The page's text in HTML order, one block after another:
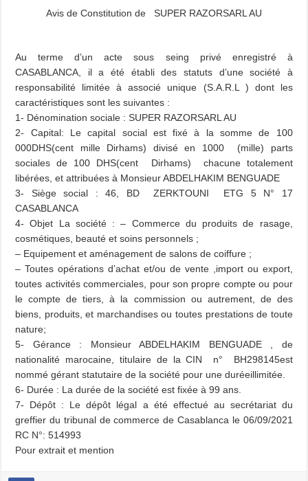
Avis de Constitution de SUPER RAZORSARL AU
Au terme d’un acte sous seing privé enregistré à
CASABLANCA, il a été établi des statuts d’une société à
responsabilité limitée à associé unique (S.A.R.L ) dont les
caractéristiques sont les suivantes :
1- Dénomination sociale : SUPER RAZORSARL AU
2- Capital: Le capital social est fixé à la somme de 100
000DHS(cent mille Dirhams) divisé en 1000 (mille) parts
sociales de 100 DHS(cent Dirhams) chacune totalement
libérées, et attribuées à Monsieur ABDELHAKIM BENGUADE
3- Siège social : 46, BD ZERKTOUNI ETG 5 N° 17
CASABLANCA
4- Objet La société : – Commerce du produits de rasage,
cosmétiques, beauté et soins personnels ;
– Equipement et aménagement de salons de coiffure ;
– Toutes opérations d’achat et/ou de vente ,import ou export,
toutes activités commerciales, pour son propre compte ou pour
le compte de tiers, à la commission ou autrement, de des
biens, produits, et marchandises ou toutes prestations de toute
nature;
5- Gérance : Monsieur ABDELHAKIM BENGUADE , de
nationalité marocaine, titulaire de la CIN n° BH298145est
nommé gérant statutaire de la société pour une duréeillimitée.
6- Durée : La durée de la société est fixée à 99 ans.
7- Dépôt : Le dépôt légal a été effectué au secrétariat du
greffier du tribunal de commerce de Casablanca le 06/09/2021
RC N°: 514993
Pour extrait et mention